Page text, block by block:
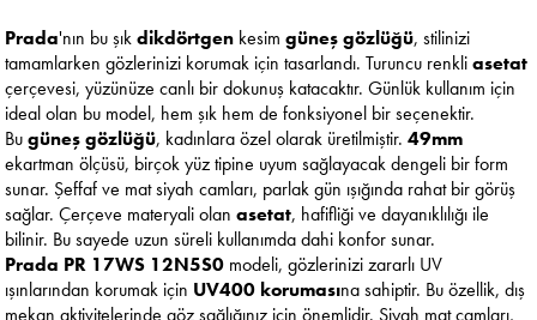
Prada'nın bu şıkdikdörtgen kesimgüneş gözlüğü, stilinizi
tamamlarken gözlerinizi korumak için tasarlandı. Turuncu renkliasetat
çerçevesi, yüzünüze canlı bir dokunuş katacaktır. Günlük kullanım için
ideal olan bu model, hem şık hem de fonksiyonel bir seçenektir.
Bugüneş gözlüğü, kadınlara özel olarak üretilmiştir.49mm
ekartman ölçüsü, birçok yüz tipine uyum sağlayacak dengeli bir form
sunar. Şeffaf ve mat siyah camları, parlak gün ışığında rahat bir görüş
sağlar. Çerçeve materyali olanasetat, hafifliği ve dayanıklılığı ile
bilinir. Bu sayede uzun süreli kullanımda dahi konfor sunar.
Prada PR 17WS 12N5S0 modeli, gözlerinizi zararlı UV
ışınlarından korumak için UV400 korumasına sahiptir. Bu özellik, dış
mekan aktivitelerinde göz sağlığınız için önemlidir. Siyah mat camları,